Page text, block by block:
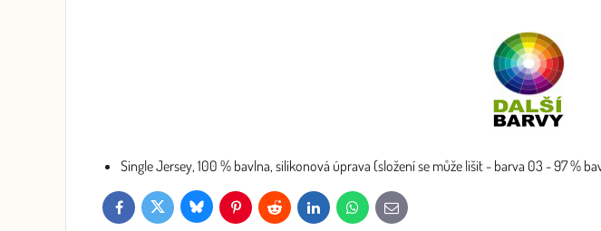
Single Jersey, 100 % bavlna, silikonová úprava (složení se může lišit - barva 03 - 97 %
FacebookTwitter Bluesky PinterestReddit LinkedInWhatsApp
E-
mail